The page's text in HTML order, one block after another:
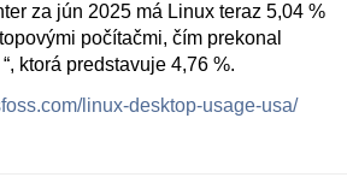
za jún 2025 má Linux teraz 5,04 %
počítačmi, čím prekonal
ktorá predstavuje 4,76 %.
linux-desktop-usage-usa/